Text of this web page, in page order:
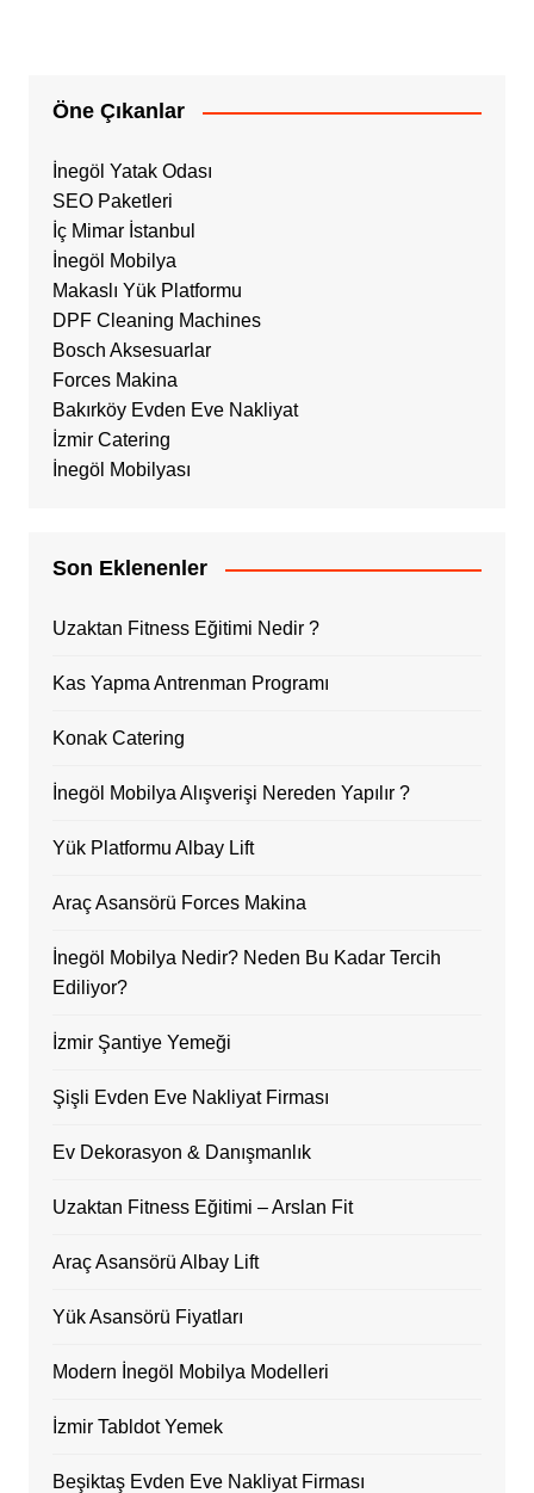
Öne Çıkanlar
İnegöl Yatak Odası
SEO Paketleri
İç Mimar İstanbul
İnegöl Mobilya
Makaslı Yük Platformu
DPF Cleaning Machines
Bosch Aksesuarlar
Forces Makina
Bakırköy Evden Eve Nakliyat
İzmir Catering
İnegöl Mobilyası
Son Eklenenler
Uzaktan Fitness Eğitimi Nedir ?
Kas Yapma Antrenman Programı
Konak Catering
İnegöl Mobilya Alışverişi Nereden Yapılır ?
Yük Platformu Albay Lift
Araç Asansörü Forces Makina
İnegöl Mobilya Nedir? Neden Bu Kadar Tercih
Ediliyor?
İzmir Şantiye Yemeği
Şişli Evden Eve Nakliyat Firması
Ev Dekorasyon & Danışmanlık
Uzaktan Fitness Eğitimi – Arslan Fit
Araç Asansörü Albay Lift
Yük Asansörü Fiyatları
Modern İnegöl Mobilya Modelleri
İzmir Tabldot Yemek
Beşiktaş Evden Eve Nakliyat Firması